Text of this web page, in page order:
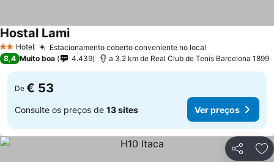
2 Estrelas
Hotel Estacionamento coberto conveniente no local
Hostal Lami
8,4 Muito boa 4.439 a 3.2 km de Real Club de Tenis Barcelona 1899
De € 53
Consulte os preços de 13 sites Ver preços
Partilhar